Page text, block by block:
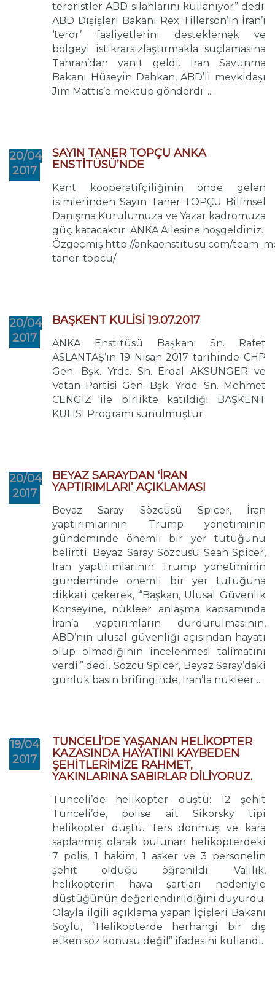
teröristler ABD silahlarını kullanıyor” dedi.
ABD Dışişleri Bakanı Rex Tillerson’ın İran’ı
‘terör’ faaliyetlerini desteklemek ve
bölgeyi istikrarsızlaştırmakla suçlamasına
Tahran’dan yanıt geldi. İran Savunma
Bakanı Hüseyin Dahkan, ABD’li mevkidaşı
Jim Mattis’e mektup gönderdi. ...
20/04
2017
SAYIN TANER TOPÇU ANKA
ENSTİTÜSÜ’NDE
Kent kooperatifçiliğinin önde gelen
isimlerinden Sayın Taner TOPÇU Bilimsel
Danışma Kurulumuza ve Yazar kadromuza
güç katacaktır. ANKA Ailesine hoşgeldiniz.
Özgeçmiş:http://ankaenstitusu.com/
taner-topcu/
20/04
2017
BAŞKENT KULİSİ 19.07.2017
ANKA Enstitüsü Başkanı Sn. Rafet
ASLANTAŞ’ın 19 Nisan 2017 tarihinde CHP
Gen. Bşk. Yrdc. Sn. Erdal AKSÜNGER ve
Vatan Partisi Gen. Bşk. Yrdc. Sn. Mehmet
CENGİZ ile birlikte katıldığı BAŞKENT
KULİSİ Programı sunulmuştur.
20/04
2017
BEYAZ SARAYDAN ‘İRAN
YAPTIRIMLARI’ AÇIKLAMASI
Beyaz Saray Sözcüsü Spicer, İran
yaptırımlarının Trump yönetiminin
gündeminde önemli bir yer tutuğunu
belirtti. Beyaz Saray Sözcüsü Sean Spicer,
İran yaptırımlarının Trump yönetiminin
gündeminde önemli bir yer tutuğuna
dikkati çekerek, “Başkan, Ulusal Güvenlik
Konseyine, nükleer anlaşma kapsamında
İran’a yaptırımların durdurulmasının,
ABD’nin ulusal güvenliği açısından hayati
olup olmadığının incelenmesi talimatını
verdi.” dedi. Sözcü Spicer, Beyaz Saray’daki
günlük basın brifinginde, İran’la nükleer ...
19/04
2017
TUNCELİ’DE YAŞANAN HELİKOPTER
KAZASINDA HAYATINI KAYBEDEN
ŞEHİTLERİMİZE RAHMET,
YAKINLARINA SABIRLAR DİLİYORUZ.
Tunceli’de helikopter düştü: 12 şehit
Tunceli’de, polise ait Sikorsky tipi
helikopter düştü. Ters dönmüş ve kara
saplanmış olarak bulunan helikopterdeki
7 polis, 1 hakim, 1 asker ve 3 personelin
şehit olduğu öğrenildi. Valilik,
helikopterin hava şartları nedeniyle
düştüğünün değerlendirildiğini duyurdu.
Olayla ilgili açıklama yapan İçişleri Bakanı
Soylu, ”Helikopterde herhangi bir dış
etken söz konusu değil” ifadesini kullandı.